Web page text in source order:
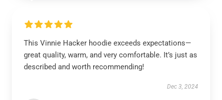
This Vinnie Hacker hoodie exceeds expectations—
great quality, warm, and very comfortable. It’s just as
described and worth recommending!
Dec 3, 2024